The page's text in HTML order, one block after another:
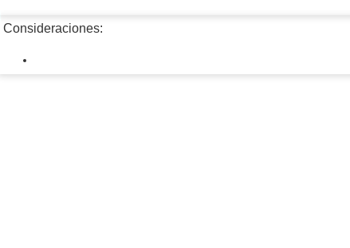
Consideraciones: